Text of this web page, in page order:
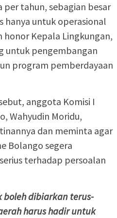
per tahun, sebagian besar
hanya untuk operasional
Kepala Lingkungan,
untuk pengembangan
program pemberdayaan
anggota Komisi I
Wahyudin Moridu,
dan meminta agar
Bolango segera
terhadap persoalan
boleh dibiarkan terus-
harus hadir untuk